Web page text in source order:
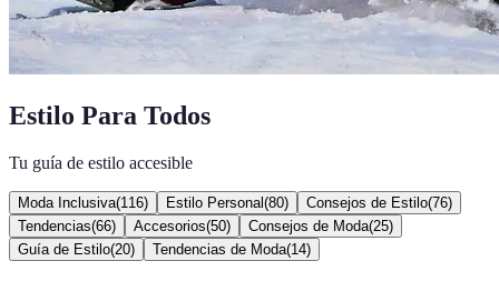
Estilo Para Todos
Tu guía de estilo accesible
Moda Inclusiva(116) Estilo Personal (80) Consejos de Estilo(76)
Tendencias(66) Accesorios(50) Consejos de Moda(25)
Guía de Estilo(20) Tendencias de Moda(14)